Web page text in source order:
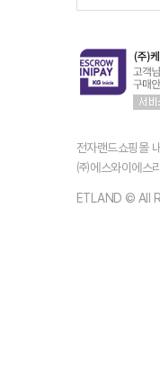
전자랜드쇼핑몰
㈜에스와이에스
ETLAND © All